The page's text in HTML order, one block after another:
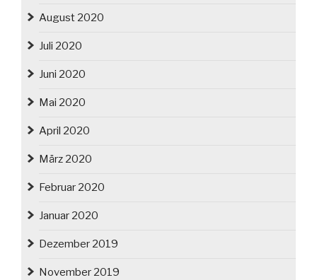
August 2020
Juli 2020
Juni 2020
Mai 2020
April 2020
März 2020
Februar 2020
Januar 2020
Dezember 2019
November 2019